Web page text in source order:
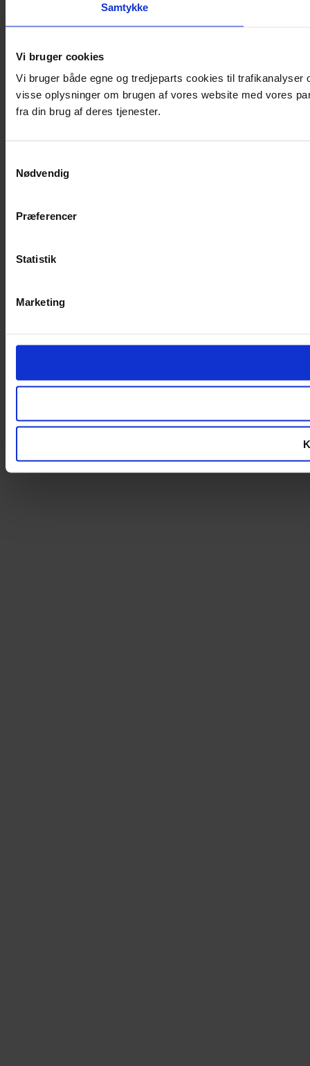
Samtykke
Vi bruger cookies
Vi bruger både egne og tredjeparts cookies til
visse oplysninger om brugen af vores website med vores
fra din brug af deres tjenester.
Nødvendig
Præferencer
Statistik
Marketing